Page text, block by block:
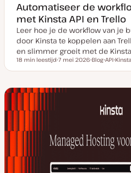
Automatiseer de
met Kinsta API en Trello
Leer hoe je de workflow van je
door Kinsta te koppelen aan
en slimmer groeit met de Kinsta
Leestijd
18 min leestijd
a
u
m
a
t
7 mei 2026
o
t
Blog
n
e
e
r
API
n
e
e
r